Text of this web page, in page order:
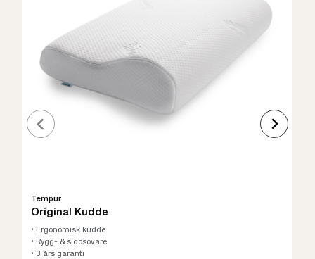
Tempur
Original Kudde
• Ergonomisk kudde
• Rygg- & sidosovare
• 3 års garanti